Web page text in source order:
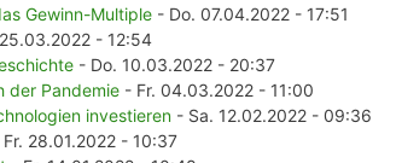
Gewinn-Multiple- Do. 07.04.2022 - 17:51
- 12:54
- Do. 10.03.2022 - 20:37
der Pandemie- Fr. 04.03.2022 - 11:00
investieren- Sa. 12.02.2022 - 09:36
28.01.2022 - 10:37